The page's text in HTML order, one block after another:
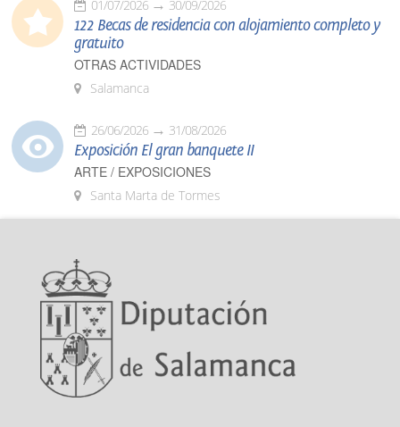
01/07/2026 30/09/2026
122 Becas de residencia con alojamiento completo y
gratuito
OTRAS ACTIVIDADES
Salamanca
26/06/2026 31/08/2026
Exposición El gran banquete II
ARTE / EXPOSICIONES
Santa Marta de Tormes